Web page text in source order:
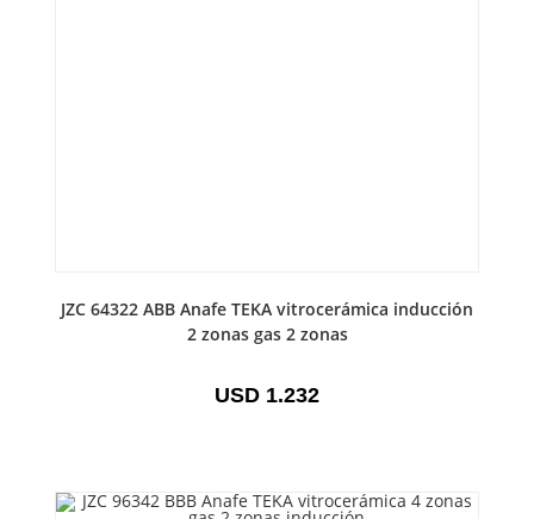
JZC 64322 ABB Anafe TEKA vitrocerámica inducción
2 zonas gas 2 zonas
USD 1.232